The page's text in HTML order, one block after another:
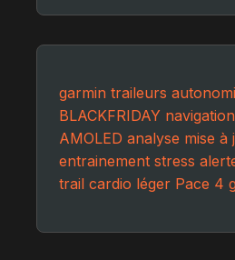
garmin traileurs
BLACKFRIDAY navigation
AMOLED analyse mise à
entrainement stress
trail cardio léger Pace 4